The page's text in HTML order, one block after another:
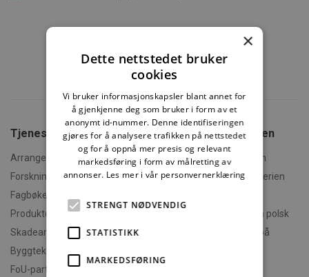
Tjenester fra SINTEF
Arrangementer og kurs
Forskningsrapporter
Fagbøker og nettkurs
Produktdokumentasjon
Skadeanalyse
Byggteknisk spesialrådgivning
FoU-partner
Om Byggforskserien
Hva er Byggforskserien
Finn fram i Byggforskserien
Polski - informasjon på polsk
English - informasjon på
Om byggereglene
×
Dette nettstedet bruker
cookies
Vi bruker informasjonskapsler blant annet for
å gjenkjenne deg som bruker i form av et
anonymt id-nummer. Denne identifiseringen
gjøres for å analysere trafikken på nettstedet
og for å oppnå mer presis og relevant
markedsføring i form av målretting av
annonser. Les mer i vår personvernerklæring
STRENGT NØDVENDIG
STATISTIKK
MARKEDSFØRING